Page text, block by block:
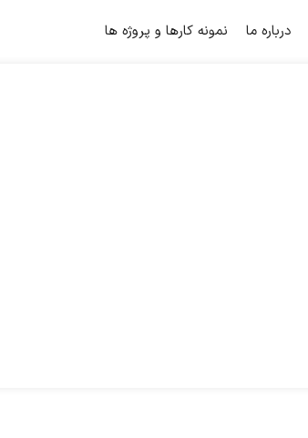
درباره ما نمونه کارها و پروژه ها